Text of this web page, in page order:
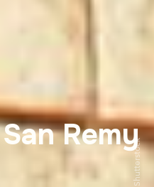
Remy
Shutterstock